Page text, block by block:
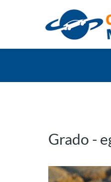
Grado -